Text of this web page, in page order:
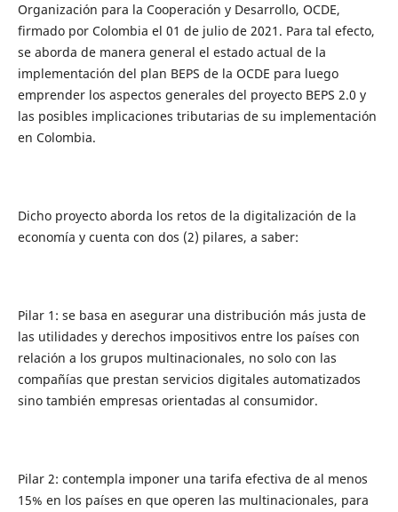
Organización para la Cooperación y Desarrollo, OCDE,
firmado por Colombia el 01 de julio de 2021. Para tal efecto,
se aborda de manera general el estado actual de la
implementación del plan BEPS de la OCDE para luego
emprender los aspectos generales del proyecto BEPS 2.0 y
las posibles implicaciones tributarias de su implementación
en Colombia.
Dicho proyecto aborda los retos de la digitalización de la
economía y cuenta con dos (2) pilares, a saber:
Pilar 1: se basa en asegurar una distribución más justa de
las utilidades y derechos impositivos entre los países con
relación a los grupos multinacionales, no solo con las
compañías que prestan servicios digitales automatizados
sino también empresas orientadas al consumidor.
Pilar 2: contempla imponer una tarifa efectiva de al menos
15% en los países en que operen las multinacionales, para